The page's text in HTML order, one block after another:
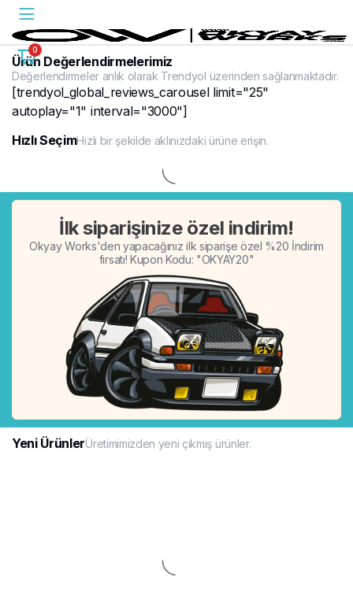
0
Ürün Değerlendirmelerimiz
Değerlendirmeler anlık olarak Trendyol üzerinden sağlanmaktadır.
[trendyol_global_reviews_carousel limit="25"
autoplay="1" interval="3000"]
Hızlı SeçimHızlı bir şekilde aklınızdaki ürüne erişin.
İlk siparişinize özel indirim!
Okyay Works'den yapacağınız ilk siparişe özel %20 İndirim
fırsatı! Kupon Kodu: "OKYAY20"
%20
Yeni ÜrünlerÜretimimizden yeni çıkmış ürünler.